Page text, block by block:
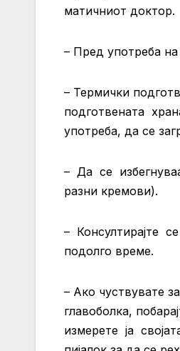
матичниот доктор.
– Пред употреба
– Термички
подготвената
употреба, да се
– Да се
разни кремови).
– Консултирајте
подолго време.
– Ако чуствувате
главоболка,
измерете ја